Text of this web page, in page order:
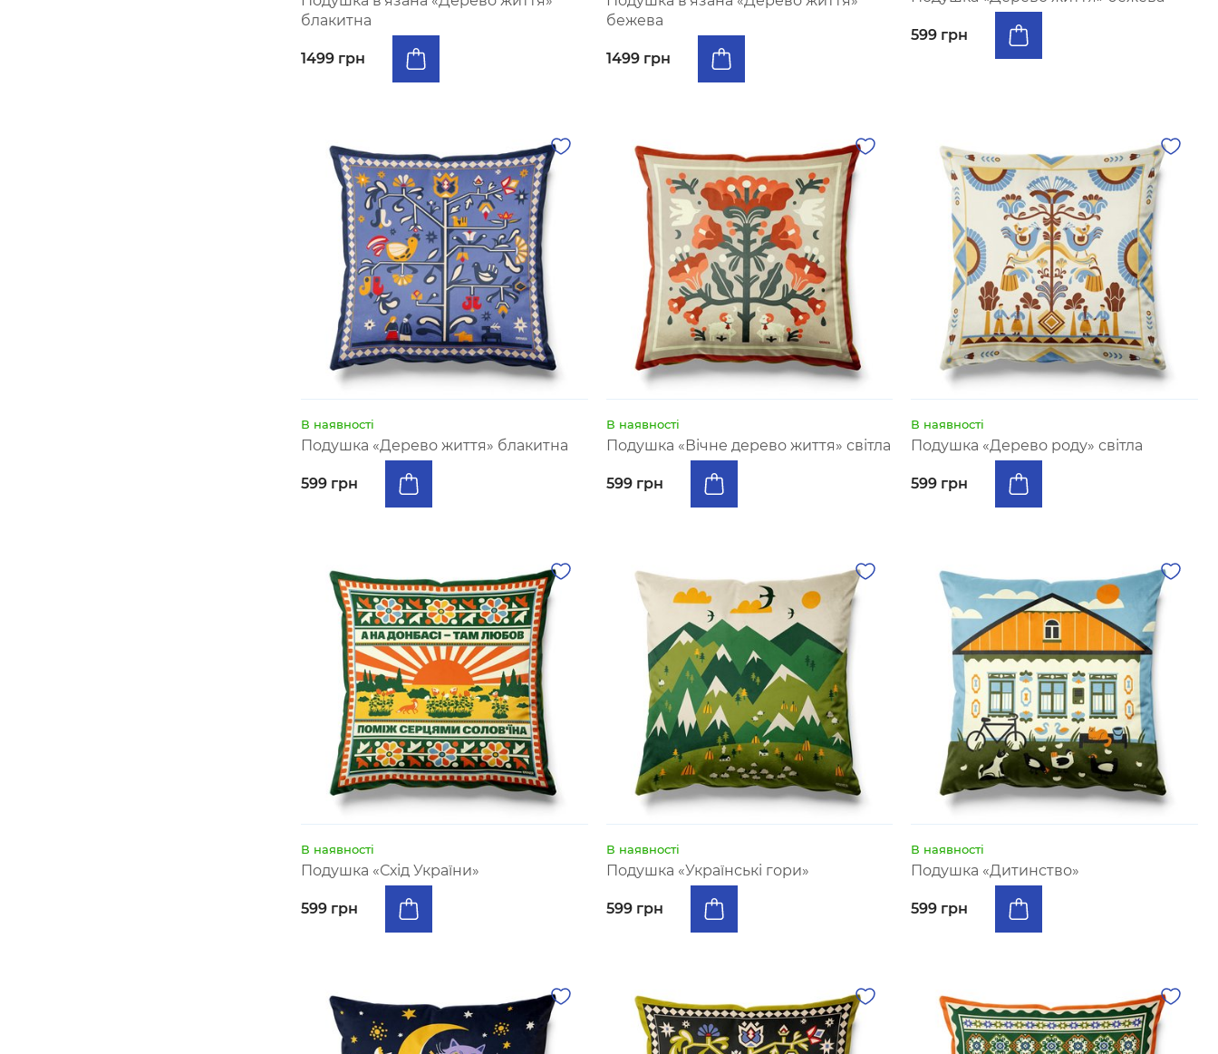
блакитна
1499 грн
бежева
1499 грн
599 грн
В наявності
Подушка «Дерево життя» блакитна
599 грн
В наявності
Подушка «Вічне дерево життя» світла
599 грн
В наявності
Подушка «Дерево роду» світла
599 грн
В наявності
Подушка «Схід України»
599 грн
В наявності
Подушка «Українські гори»
599 грн
В наявності
Подушка «Дитинство»
599 грн